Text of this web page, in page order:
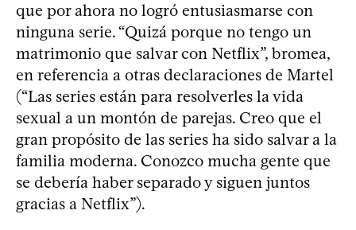
que por ahora no logró entusiasmarse con
ninguna serie. “Quizá porque no tengo un
matrimonio que salvar con Netflix”, bromea,
en referencia a otras declaraciones de Martel
(“Las series están para resolverles la vida
sexual a un montón de parejas. Creo que el
gran propósito de las series ha sido salvar a la
familia moderna. Conozco mucha gente que
se debería haber separado y siguen juntos
gracias a Netflix”).